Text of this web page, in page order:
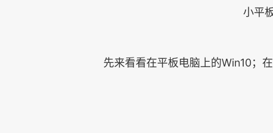
小平板
先来看看在平板电脑上的Win10；在